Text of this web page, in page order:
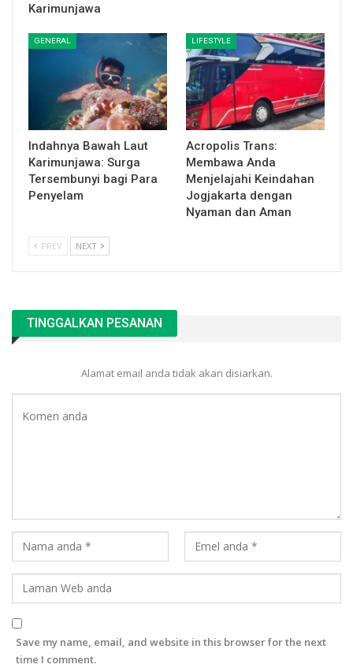
Karimunjawa
GENERAL
Indahnya Bawah Laut
Karimunjawa: Surga
Tersembunyi bagi Para
Penyelam
LIFESTYLE
Acropolis Trans:
Membawa Anda
Menjelajahi Keindahan
Jogjakarta dengan
Nyaman dan Aman
PREV NEXT
TINGGALKAN PESANAN
Alamat email anda tidak akan disiarkan.
Save my name, email, and website in this browser for the next
time I comment.